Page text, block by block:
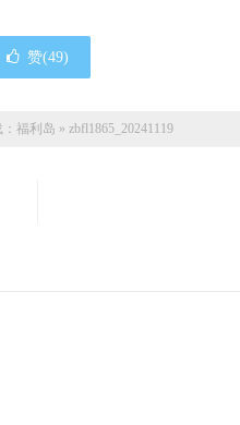
赞(49)
福利岛 » zbfl1865_20241119